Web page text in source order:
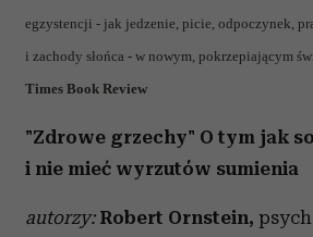
egzystencji - jak jedzenie, picie, odpoczynek,
i zachody słońca - w nowym, pokrzepiającym
Times Book Review
"Zdrowe grzechy" O tym jak
i nie mieć wyrzutów sumienia
autorzy: Robert Ornstein,